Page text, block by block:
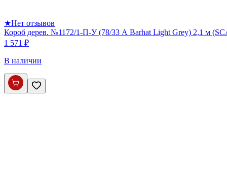
★Нет отзывов
Короб дерев. №1172/1-П-У (78/33 А Barhat Light Grey) 2,1 м
1 571 ₽
В наличии